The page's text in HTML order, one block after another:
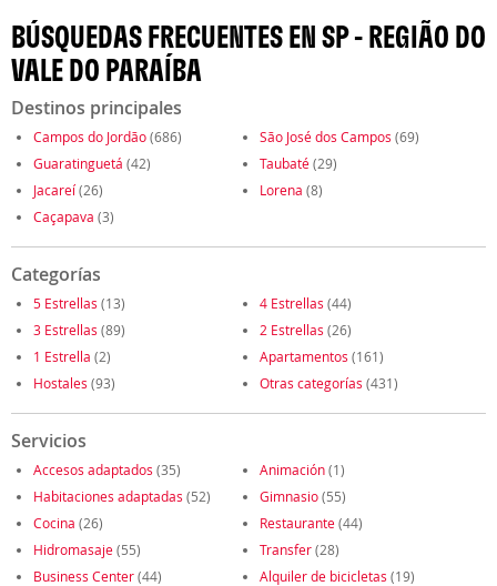
BÚSQUEDAS FRECUENTES EN SP - REGIÃO DO
VALE DO PARAÍBA
Destinos principales
Campos do Jordão(686) São José dos Campos (69)
Guaratinguetá (42) Taubaté(29)
Jacareí(26) Lorena (8)
Caçapava (3)
Categorías
5 Estrellas (13) 4 Estrellas (44)
3 Estrellas (89) 2 Estrellas (26)
1 Estrella (2) Apartamentos (161)
Hostales (93) Otras categorías (431)
Servicios
Accesos adaptados (35) Animación(1)
Habitaciones adaptadas (52) Gimnasio(55)
Cocina (26) Restaurante(44)
Hidromasaje(55) Transfer(28)
Business Center(44) Alquiler de bicicletas (19)